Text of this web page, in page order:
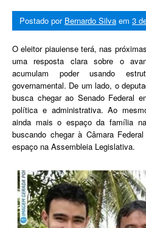
Postado por Bernardo Silva em 3
O eleitor piauiense terá, nas
uma resposta clara sobre o
acumulam poder usando
governamental. De um lado, o
busca chegar ao Senado Federal
política e administrativa. Ao
ainda mais o espaço da família
buscando chegar à Câmara
espaço na Assembleia Legislativa.